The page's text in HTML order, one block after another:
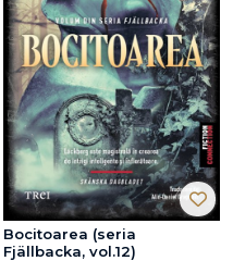
Bocitoarea (seria
Fjällbacka, vol.12)